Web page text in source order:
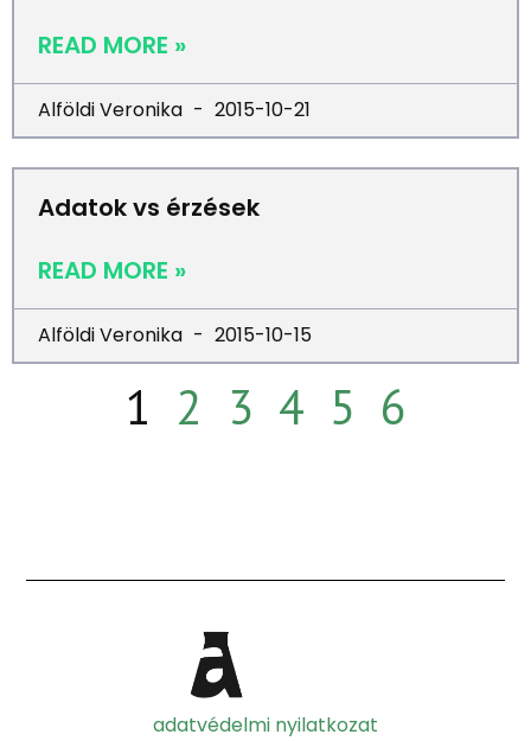
READ MORE »
Alföldi Veronika 2015-10-21
Adatok vs érzések
READ MORE »
Alföldi Veronika 2015-10-15
1 2 3 4 5 6
adatvédelmi nyilatkozat